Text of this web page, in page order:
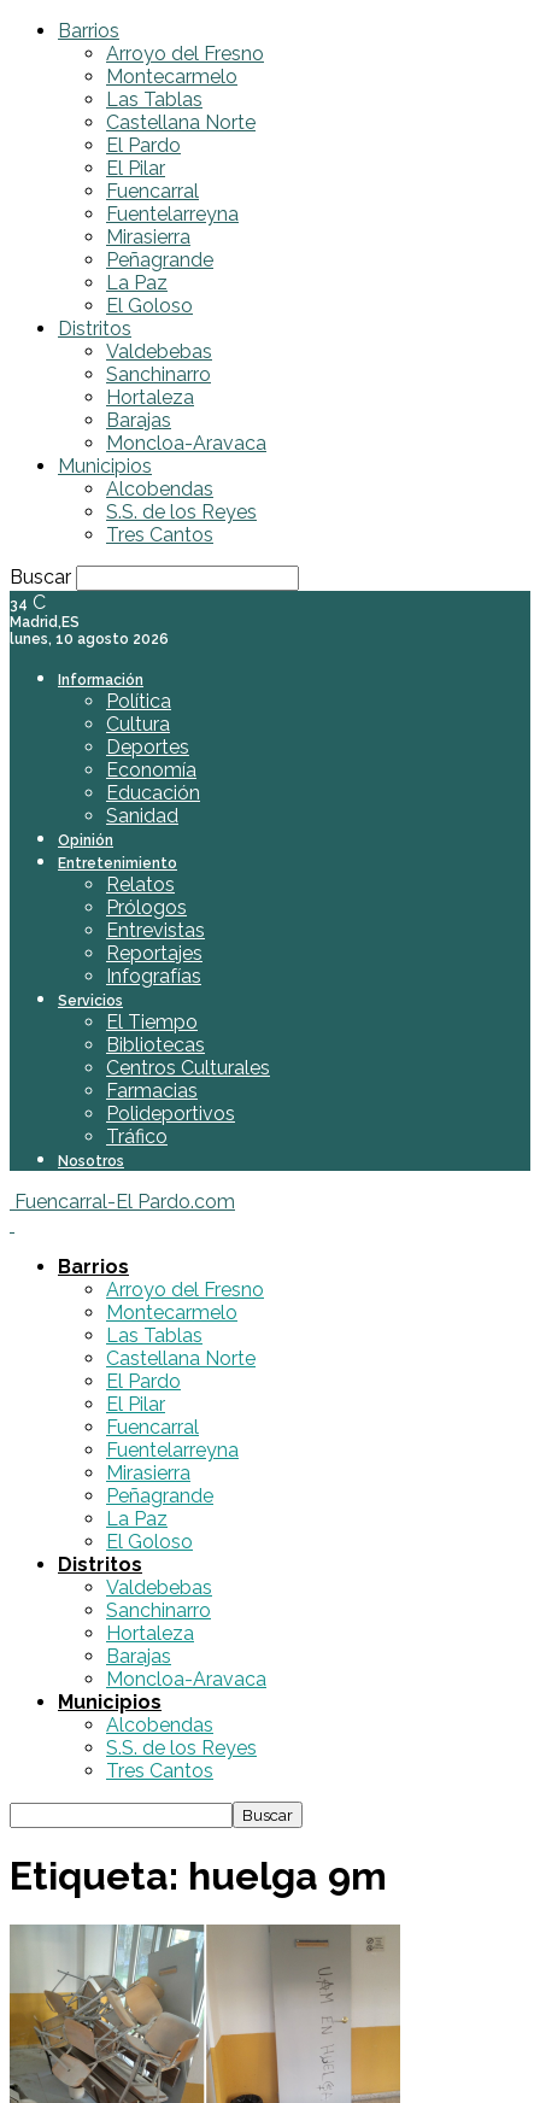
Barrios
Arroyo del Fresno
Montecarmelo
Las Tablas
Castellana Norte
El Pardo
El Pilar
Fuencarral
Fuentelarreyna
Mirasierra
Peñagrande
La Paz
El Goloso
Distritos
Valdebebas
Sanchinarro
Hortaleza
Barajas
Moncloa-Aravaca
Municipios
Alcobendas
S.S. de los Reyes
Tres Cantos
Buscar
34 C
Madrid,ES
lunes, 10 agosto 2026
Información
Política
Cultura
Deportes
Economía
Educación
Sanidad
Opinión
Entretenimiento
Relatos
Prólogos
Entrevistas
Reportajes
Infografías
Servicios
El Tiempo
Bibliotecas
Centros Culturales
Farmacias
Polideportivos
Tráfico
Nosotros
Fuencarral-El Pardo.com
Barrios
Arroyo del Fresno
Montecarmelo
Las Tablas
Castellana Norte
El Pardo
El Pilar
Fuencarral
Fuentelarreyna
Mirasierra
Peñagrande
La Paz
El Goloso
Distritos
Valdebebas
Sanchinarro
Hortaleza
Barajas
Moncloa-Aravaca
Municipios
Alcobendas
S.S. de los Reyes
Tres Cantos
Etiqueta: huelga 9m